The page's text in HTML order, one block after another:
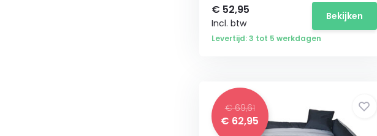
€ 52,95
Incl. btw
Bekijken
Levertijd: 3 tot 5 werkdagen
€ 69,61
€ 62,95